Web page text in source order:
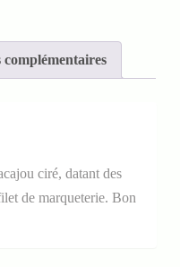
ciré, datant des
de marqueterie. Bon